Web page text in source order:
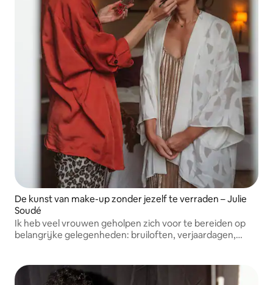
De kunst van make-up zonder jezelf te verraden – Julie
Soudé
Ik heb veel vrouwen geholpen zich voor te bereiden op
belangrijke gelegenheden: bruiloften, verjaardagen,